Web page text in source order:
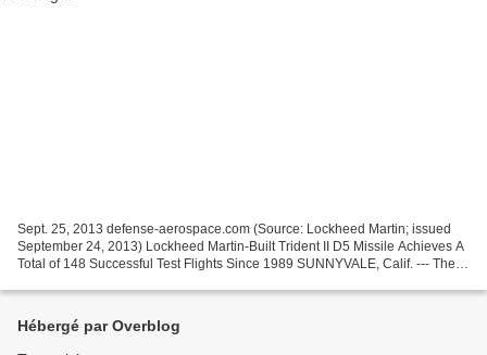
Sept. 25, 2013 defense-aerospace.com (Source: Lockheed Martin; issued
September 24, 2013) Lockheed Martin-Built Trident II D5 Missile Achieves A
Total of 148 Successful Test Flights Since 1989 SUNNYVALE, Calif. --- The
Hébergé par Overblog